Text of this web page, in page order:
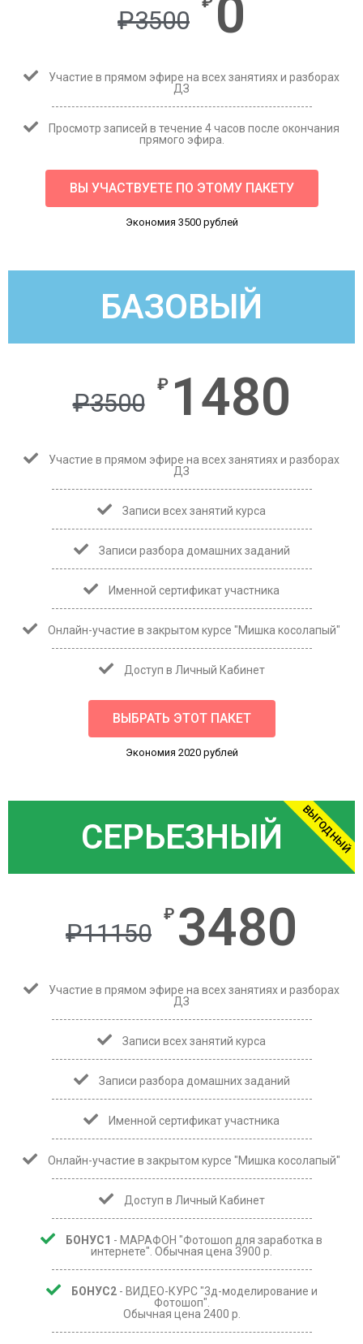
₽3500 0
Участие в прямом эфире на всех занятиях и разборах
ДЗ
Просмотр записей в течение 4 часов после окончания
прямого эфира.
ВЫ УЧАСТВУЕТЕ ПО ЭТОМУ ПАКЕТУ
Экономия 3500 рублей
БАЗОВЫЙ
₽3500
₽ 1480
Участие в прямом эфире на всех занятиях и разборах
ДЗ
Записи всех занятий курса
Записи разбора домашних заданий
Именной сертификат участника
Онлайн-участие в закрытом курсе "Мишка косолапый"
Доступ в Личный Кабинет
ВЫБРАТЬ ЭТОТ ПАКЕТ
Экономия 2020 рублей
СЕРЬЕЗНЫЙ
₽11150
₽ 3480
Участие в прямом эфире на всех занятиях и разборах
ДЗ
Записи всех занятий курса
Записи разбора домашних заданий
Именной сертификат участника
Онлайн-участие в закрытом курсе "Мишка косолапый"
Доступ в Личный Кабинет
БОНУС1 - МАРАФОН "Фотошоп для заработка в
интернете". Обычная цена 3900 р.
БОНУС2- ВИДЕО-КУРС "3д-моделирование и
Фотошоп".
Обычная цена 2400 р.
ВЫГОДНЫЙ